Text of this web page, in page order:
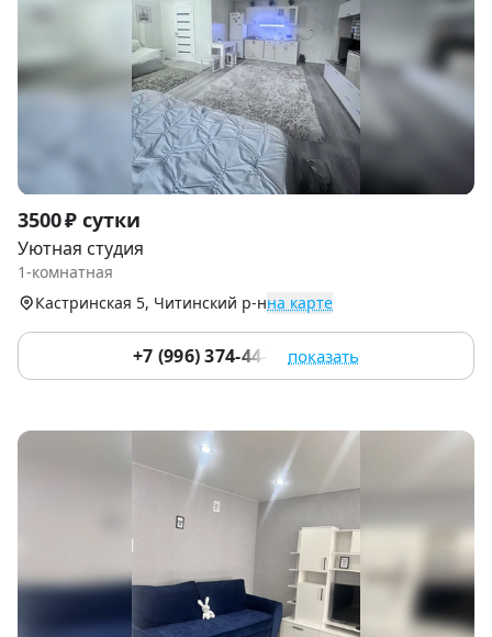
Item
1
of
9
3500 ₽ сутки
Уютная студия
1-комнатная
Кастринская 5, Читинский р-нна карте
+7 (996) 374-44-93 показать